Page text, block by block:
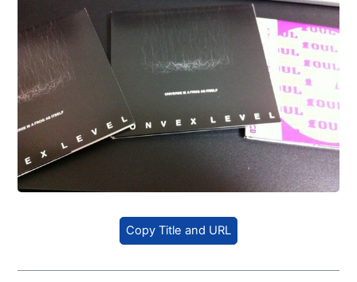
Copy Title and URL